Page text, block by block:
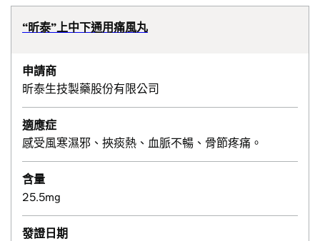
“昕泰”上中下通用痛風丸
申請商
昕泰生技製藥股份有限公司
適應症
感受風寒濕邪、挾痰熱、血脈不暢、骨節疼痛。
含量
25.5mg
發證日期